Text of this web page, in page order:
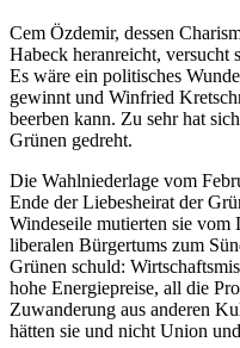
Cem Özdemir, dessen
Habeck heran­reicht, versucht
Es wäre ein politi­sches
gewinnt und Winfried
beerben kann. Zu sehr hat
Grünen gedreht.
Die Wahlnie­derlage vom
Ende der Liebes­heirat der
Windeseile mutierten sie
liberalen Bürgertums zum
Grünen schuld:
hohe Energie­preise, all die
Zuwan­derung aus anderen
hätten sie und nicht Union